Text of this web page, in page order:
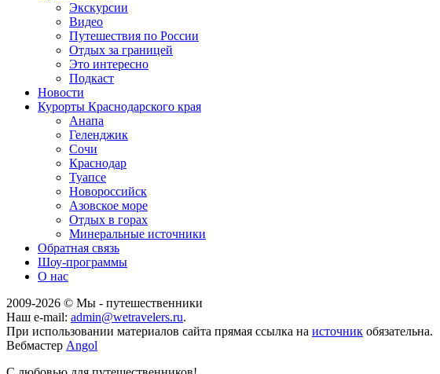
Экскурсии
Видео
Путешествия по России
Отдых за границей
Это интересно
Подкаст
Новости
Курорты Краснодарского края
Анапа
Геленджик
Сочи
Краснодар
Туапсе
Новороссийск
Азовское море
Отдых в горах
Минеральные источники
Обратная связь
Шоу-программы
О нас
2009-2026 © Мы - путешественники
Наш e-mail: admin@wetravelers.ru.
При использовании материалов сайта прямая ссылка на источник обязательна.
Вебмастер Angol